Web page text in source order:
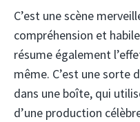
C’est une scène
compréhension et
résume également
même. C’est une sorte
dans une boîte, qui
d’une production